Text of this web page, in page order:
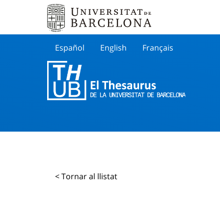
Español English Français
< Tornar al llistat